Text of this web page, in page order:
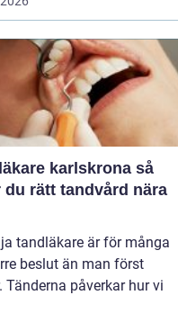
karlskrona så
du rätt tandvård nära
tandläkare är för många
beslut än man först
Tänderna påverkar hur vi